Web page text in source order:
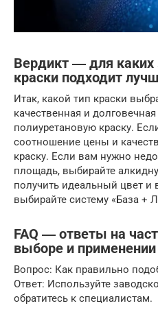
Вердикт ― для каких
краски подходит
Итак, какой тип краски
качественная и
полиуретановую краску.
соотношение цены и
краску. Если вам нужно
площадь, выбирайте
получить идеальный цвет и
выбирайте систему «База +
FAQ ― ответы на
выборе и применении
Вопрос: Как правильно
Ответ: Используйте
обратитесь к специалистам.